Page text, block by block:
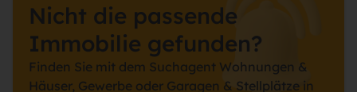
Nicht die passende
Immobilie gefunden?
Finden Sie mit dem Suchagent Wohnungen &
Häuser, Gewerbe oder Garagen & Stellplätze in